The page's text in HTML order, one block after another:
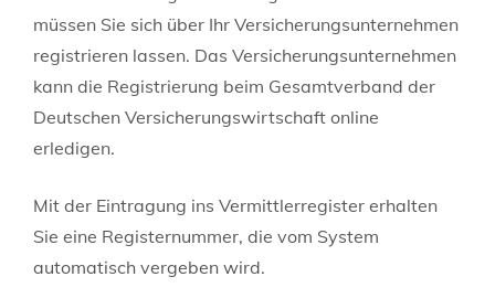
müssen Sie sich über Ihr Versicherungsunternehmen
registrieren lassen. Das Versicherungsunternehmen
kann die Registrierung beim Gesamtverband der
Deutschen Versicherungswirtschaft online
erledigen.
Mit der Eintragung ins Vermittlerregister erhalten
Sie eine Registernummer, die vom System
automatisch vergeben wird.